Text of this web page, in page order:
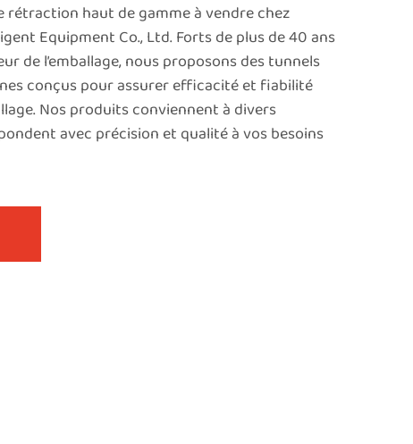
rétraction haut de gamme à vendre chez
Equipment Co., Ltd. Forts de plus de 40 ans
de l’emballage, nous proposons des tunnels
conçus pour assurer efficacité et fiabilité
Nos produits conviennent à divers
avec précision et qualité à vos besoins